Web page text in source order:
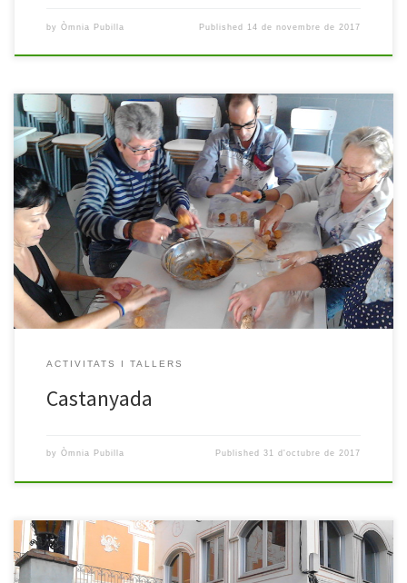
by Òmnia Pubilla Published 14 de novembre de 2017
A l’Òmnia també celebrem la castanyada! Els i les nostres alumnes
es van apujar les mànigues i mans a la massa a fer panellets. En
principi els anàvem a fer de moniato, però la participació va ser
tan exitosa que ens faltava material i vam haver d’improvisar
afegint patata en […]
ACTIVITATS I TALLERS
Castanyada
by Òmnia Pubilla Published31 d'octubre de 2017